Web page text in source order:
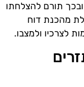
תורם להצלחתו
מהכנת דוח
לצרכיו ולמצבו.